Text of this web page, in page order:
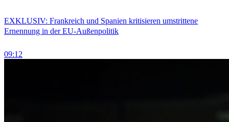
EXKLUSIV: Frankreich und Spanien kritisieren umstrittene
Ernennung in der EU-Außenpolitik
09:12